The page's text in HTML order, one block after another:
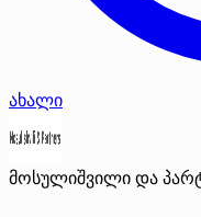
ახალი
მოსულიშვილი და